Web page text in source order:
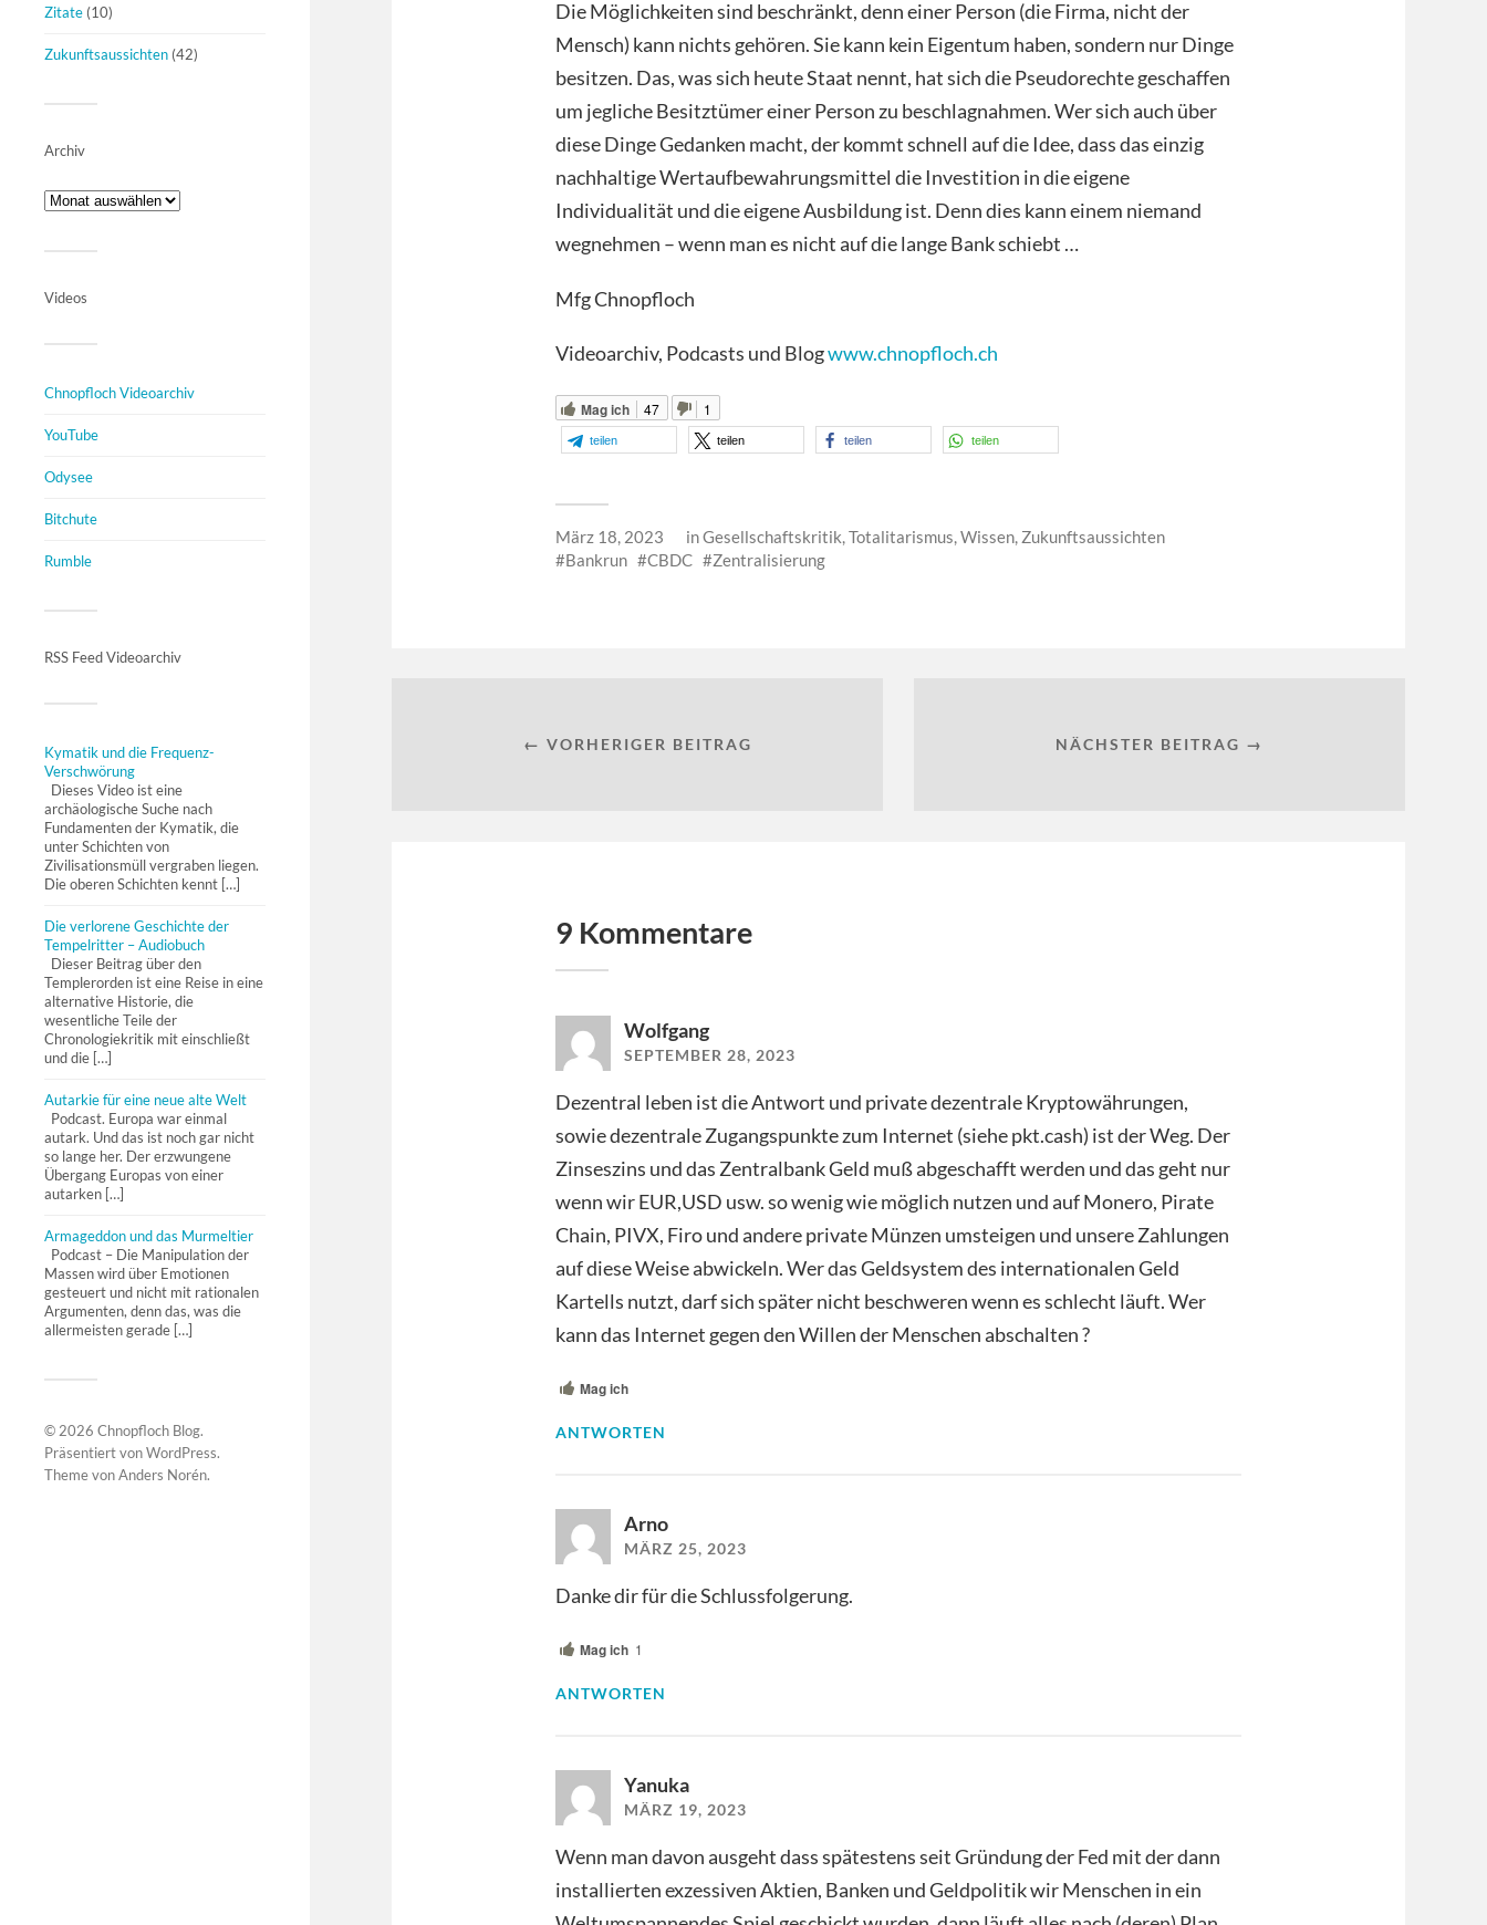
Zitate (10)
Zukunftsaussichten (42)
Archiv
Videos
Chnopfloch Videoarchiv
YouTube
Odysee
Bitchute
Rumble
RSS Feed Videoarchiv
Kymatik und die Frequenz-
Verschwörung
Dieses Video ist eine
archäologische Suche nach
Fundamenten der Kymatik, die
unter Schichten von
Zivilisationsmüll vergraben liegen.
Die oberen Schichten kennt […]
Die verlorene Geschichte der
Tempelritter – Audiobuch
Dieser Beitrag über den
Templerorden ist eine Reise in eine
alternative Historie, die
wesentliche Teile der
Chronologiekritik mit einschließt
und die […]
Autarkie für eine neue alte Welt
Podcast. Europa war einmal
autark. Und das ist noch gar nicht
so lange her. Der erzwungene
Übergang Europas von einer
autarken […]
Armageddon und das Murmeltier
Podcast – Die Manipulation der
Massen wird über Emotionen
gesteuert und nicht mit rationalen
Argumenten, denn das, was die
allermeisten gerade […]
© 2026 Chnopfloch Blog.
Präsentiert vonWordPress.
Theme vonAnders Norén.
Die Möglichkeiten sind beschränkt, denn einer Person (die Firma, nicht der
Mensch) kann nichts gehören. Sie kann kein Eigentum haben, sondern nur Dinge
besitzen. Das, was sich heute Staat nennt, hat sich die Pseudorechte geschaffen
um jegliche Besitztümer einer Person zu beschlagnahmen. Wer sich auch über
diese Dinge Gedanken macht, der kommt schnell auf die Idee, dass das einzig
nachhaltige Wertaufbewahrungsmittel die Investition in die eigene
Individualität und die eigene Ausbildung ist. Denn dies kann einem niemand
wegnehmen – wenn man es nicht auf die lange Bank schiebt …
Mfg Chnopfloch
Videoarchiv, Podcasts und Blogwww.chnopfloch.ch
Mag ich 47 1
teilen teilen teilen teilen
März 18, 2023 inGesellschaftskritik,Totalitarismus,Wissen, Zukunftsaussichten
Bankrun
CBDC Zentralisierung
← VORHERIGER BEITRAG NÄCHSTER BEITRAG →
9 Kommentare
Wolfgang
SEPTEMBER 28, 2023
Dezentral leben ist die Antwort und private dezentrale Kryptowährungen,
sowie dezentrale Zugangspunkte zum Internet (siehe pkt.cash) ist der Weg. Der
Zinseszins und das Zentralbank Geld muß abgeschafft werden und das geht nur
wenn wir EUR,USD usw. so wenig wie möglich nutzen und auf Monero, Pirate
Chain, PIVX, Firo und andere private Münzen umsteigen und unsere Zahlungen
auf diese Weise abwickeln. Wer das Geldsystem des internationalen Geld
Kartells nutzt, darf sich später nicht beschweren wenn es schlecht läuft. Wer
kann das Internet gegen den Willen der Menschen abschalten ?
Mag ich
ANTWORTEN
Arno
MÄRZ 25, 2023
Danke dir für die Schlussfolgerung.
Mag ich 1
ANTWORTEN
Yanuka
MÄRZ 19, 2023
Wenn man davon ausgeht dass spätestens seit Gründung der Fed mit der dann
installierten exzessiven Aktien, Banken und Geldpolitik wir Menschen in ein